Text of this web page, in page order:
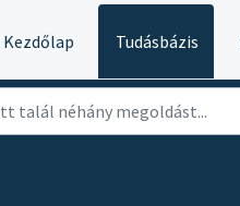
Kezdőlap Tudásbázis